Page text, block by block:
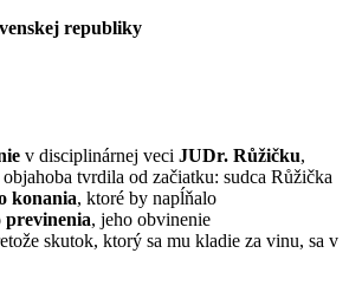
republiky
v disciplinárnej veci JUDr. Růžičku,
tvrdila od začiatku: sudca Růžička
konania, ktoré by napĺňalo
previnenia, jeho obvinenie
skutok, ktorý sa mu kladie za vinu, sa v